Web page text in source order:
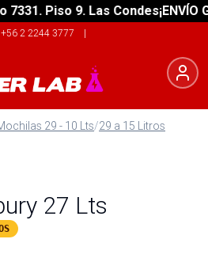
Piso 9. Las Condes¡ENVÍO
+56 2 2244 3777 |
29 - 10 Lts/29 a 15 Litros
27 Lts